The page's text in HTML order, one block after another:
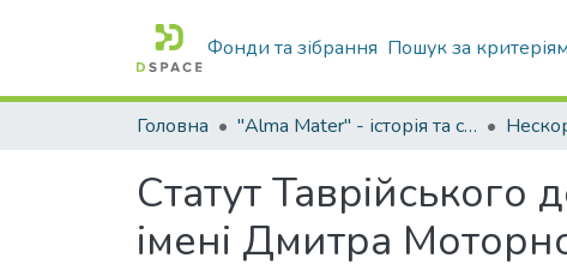
Фонди та зібрання Пошук за
Головна "Alma Mater" - історія та сьогодення Університету
Статут Таврійського
імені Дмитра